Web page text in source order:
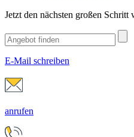
Jetzt den nächsten großen Schritt
E-Mail schreiben
anrufen